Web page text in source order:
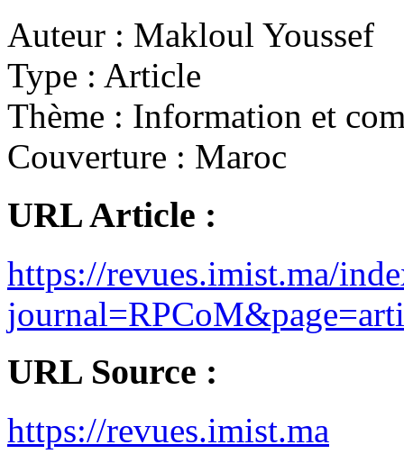
Auteur : Makloul Youssef
Type : Article
Thème : Information et
Couverture : Maroc
URL Article :
https://revues.imist.ma/
URL Source :
https://revues.imist.ma